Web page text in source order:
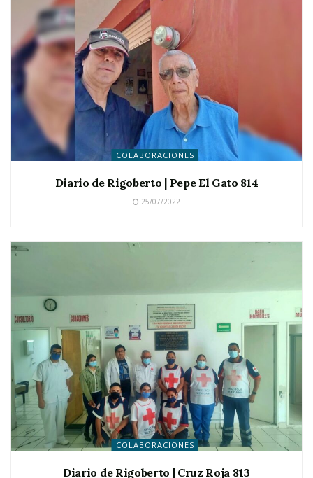
COLABORACIONES
Diario de Rigoberto | Pepe El Gato 814
25/07/2022
COLABORACIONES
Diario de Rigoberto | Cruz Roja 813